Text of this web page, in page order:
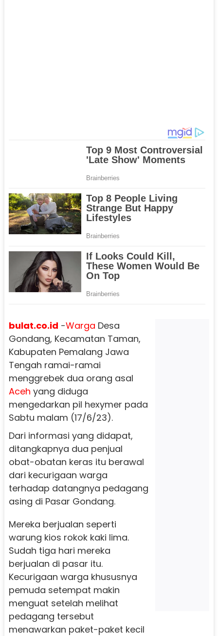
bulat.co.id -Warga Desa
Gondang, Kecamatan Taman,
Kabupaten Pemalang Jawa
Tengah ramai-ramai
menggrebek dua orang asal
Aceh yang diduga
mengedarkan pil hexymer pada
Sabtu malam (17/6/23).
Dari informasi yang didapat,
ditangkapnya dua penjual
obat-obatan keras itu berawal
dari kecurigaan warga
terhadap datangnya pedagang
asing di Pasar Gondang.
Mereka berjualan seperti
warung kios rokok kaki lima.
Sudah tiga hari mereka
berjualan di pasar itu.
Kecurigaan warga khususnya
pemuda setempat makin
menguat setelah melihat
pedagang tersebut
menawarkan paket-paket kecil